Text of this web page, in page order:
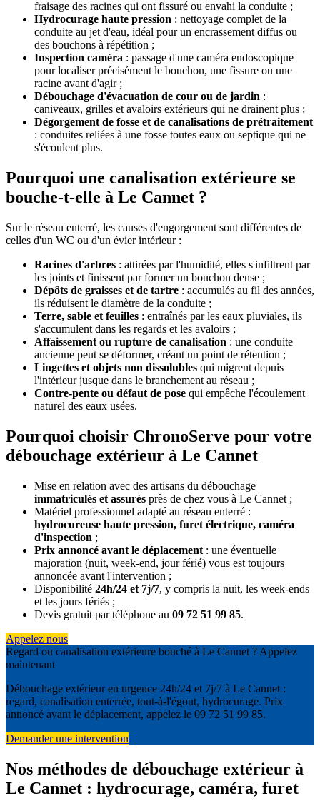
fraisage des racines qui ont fissuré ou envahi la conduite ;
Hydrocurage haute pression : nettoyage complet de la
conduite au jet d'eau, idéal pour un encrassement diffus ou
des bouchons à répétition ;
Inspection caméra : passage d'une caméra endoscopique
pour localiser précisément le bouchon, une fissure ou une
racine avant d'agir ;
Débouchage d'évacuation de cour ou de jardin :
caniveaux, grilles et avaloirs extérieurs qui ne drainent plus ;
Dégorgement de fosse et de canalisations de prétraitement
: conduites reliées à une fosse toutes eaux ou septique qui ne
s'écoulent plus.
Pourquoi une canalisation extérieure se
bouche-t-elle à Le Cannet ?
Sur le réseau enterré, les causes d'engorgement sont différentes de
celles d'un WC ou d'un évier intérieur :
Racines d'arbres : attirées par l'humidité, elles s'infiltrent par
les joints et finissent par former un bouchon dense ;
Dépôts de graisses et de tartre : accumulés au fil des années,
ils réduisent le diamètre de la conduite ;
Terre, sable et feuilles : entraînés par les eaux pluviales, ils
s'accumulent dans les regards et les avaloirs ;
Affaissement ou rupture de canalisation : une conduite
ancienne peut se déformer, créant un point de rétention ;
Lingettes et objets non dissolubles qui migrent depuis
l'intérieur jusque dans le branchement au réseau ;
Contre-pente ou défaut de pose qui empêche l'écoulement
naturel des eaux usées.
Pourquoi choisir ChronoServe pour votre
débouchage extérieur à Le Cannet
Mise en relation avec des artisans du débouchage
immatriculés et assurés près de chez vous à Le Cannet ;
Matériel professionnel adapté au réseau enterré :
hydrocureuse haute pression, furet électrique, caméra
d'inspection ;
Prix annoncé avant le déplacement : une éventuelle
majoration (nuit, week-end, jour férié) vous est toujours
annoncée avant l'intervention ;
Disponibilité 24h/24 et 7j/7, y compris la nuit, les week-ends
et les jours fériés ;
Devis gratuit par téléphone au 09 72 51 99 85.
Appelez nous
Regard ou canalisation extérieure bouché à Le Cannet ? Appelez
maintenant
Débouchage extérieur en urgence 24h/24 et 7j/7 à Le Cannet :
regard, canalisation enterrée, tout-à-l'égout, hydrocurage. Prix
annoncé avant le déplacement, appelez le 09 72 51 99 85.
Demander une intervention
Nos méthodes de débouchage extérieur à
Le Cannet : hydrocurage, caméra, furet